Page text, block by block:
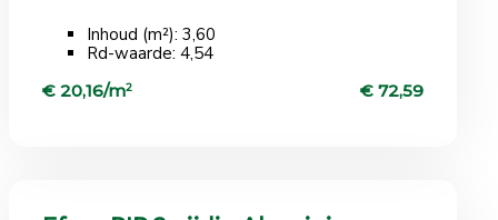
Inhoud (m²): 3,60
Rd-waarde: 4,54
€ 20,16/m2 € 72,59